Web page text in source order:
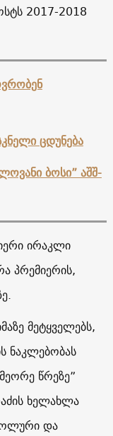
2017-2018
ცდუნება
ბოსი” აშშ-
ირაკლი
პრემიერის,
მეტყველებს,
ნაკლებობას
წრეზე”
ხელახლა
და